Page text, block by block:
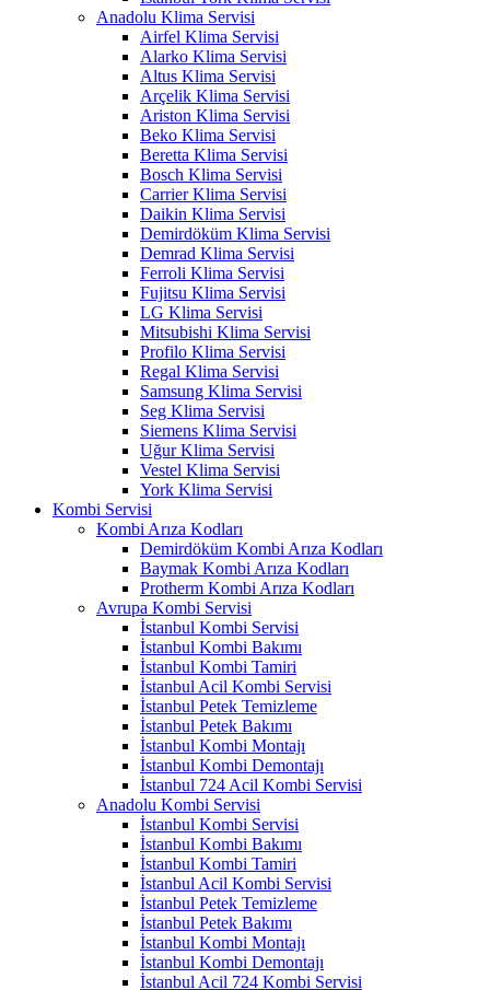
Anadolu Klima Servisi
Airfel Klima Servisi
Alarko Klima Servisi
Altus Klima Servisi
Arçelik Klima Servisi
Ariston Klima Servisi
Beko Klima Servisi
Beretta Klima Servisi
Bosch Klima Servisi
Carrier Klima Servisi
Daikin Klima Servisi
Demirdöküm Klima Servisi
Demrad Klima Servisi
Ferroli Klima Servisi
Fujitsu Klima Servisi
LG Klima Servisi
Mitsubishi Klima Servisi
Profilo Klima Servisi
Regal Klima Servisi
Samsung Klima Servisi
Seg Klima Servisi
Siemens Klima Servisi
Uğur Klima Servisi
Vestel Klima Servisi
York Klima Servisi
Kombi Servisi
Kombi Arıza Kodları
Demirdöküm Kombi Arıza Kodları
Baymak Kombi Arıza Kodları
Protherm Kombi Arıza Kodları
Avrupa Kombi Servisi
İstanbul Kombi Servisi
İstanbul Kombi Bakımı
İstanbul Kombi Tamiri
İstanbul Acil Kombi Servisi
İstanbul Petek Temizleme
İstanbul Petek Bakımı
İstanbul Kombi Montajı
İstanbul Kombi Demontajı
İstanbul 724 Acil Kombi Servisi
Anadolu Kombi Servisi
İstanbul Kombi Servisi
İstanbul Kombi Bakımı
İstanbul Kombi Tamiri
İstanbul Acil Kombi Servisi
İstanbul Petek Temizleme
İstanbul Petek Bakımı
İstanbul Kombi Montajı
İstanbul Kombi Demontajı
İstanbul Acil 724 Kombi Servisi